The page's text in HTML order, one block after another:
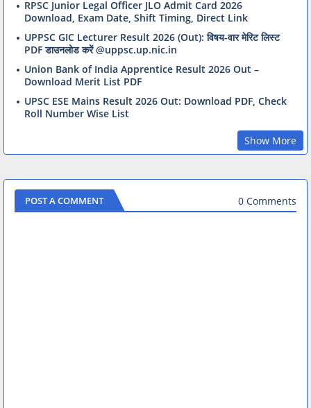
RPSC Junior Legal Officer JLO Admit Card 2026
Download, Exam Date, Shift Timing, Direct Link
UPPSC GIC Lecturer Result 2026 (Out): विषय-वार मेरिट लिस्ट
PDF डाउनलोड करें @uppsc.up.nic.in
Union Bank of India Apprentice Result 2026 Out –
Download Merit List PDF
UPSC ESE Mains Result 2026 Out: Download PDF, Check
Roll Number Wise List
Show More
POST A COMMENT 0 Comments